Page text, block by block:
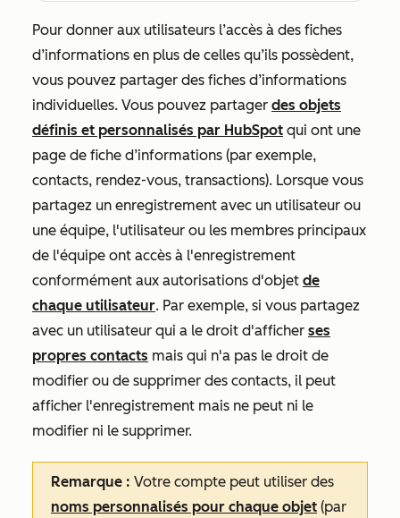
Pour donner aux utilisateurs l’accès à des fiches
d’informations en plus de celles qu’ils possèdent,
vous pouvez partager des fiches d’informations
individuelles. Vous pouvez partager des objets
définis et personnalisés par HubSpot qui ont une
page de fiche d’informations (par exemple,
contacts, rendez-vous, transactions). Lorsque vous
partagez un enregistrement avec un utilisateur ou
une équipe, l'utilisateur ou les membres principaux
de l'équipe ont accès à l'enregistrement
conformément aux autorisations d'objet de
chaque utilisateur. Par exemple, si vous partagez
avec un utilisateur qui a le droit d'afficher ses
propres contacts mais qui n'a pas le droit de
modifier ou de supprimer des contacts, il peut
afficher l'enregistrement mais ne peut ni le
modifier ni le supprimer.
Remarque : Votre compte peut utiliser des
noms personnalisés pour chaque objet (par